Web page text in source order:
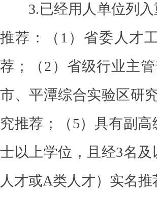
3.已经用人单位列
推荐：
（ 1）省委人才
荐；
（2）省级行业主
市、平潭综合实验区研
究推荐；（5）具有副
士以上学位，且经3名
人才或A类人才）实名推